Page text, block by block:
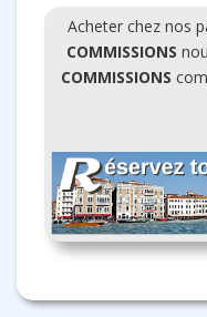
Acheter chez nos
COMMISSIONS
COMMISSIONS